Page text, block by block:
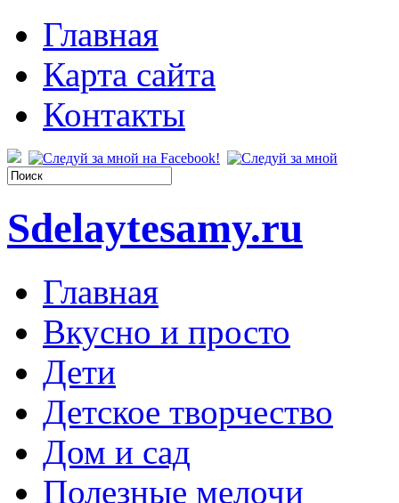
Главная
Карта сайта
Контакты
Sdelaytesamy.ru
Главная
Вкусно и просто
Дети
Детское творчество
Дом и сад
Полезные мелочи